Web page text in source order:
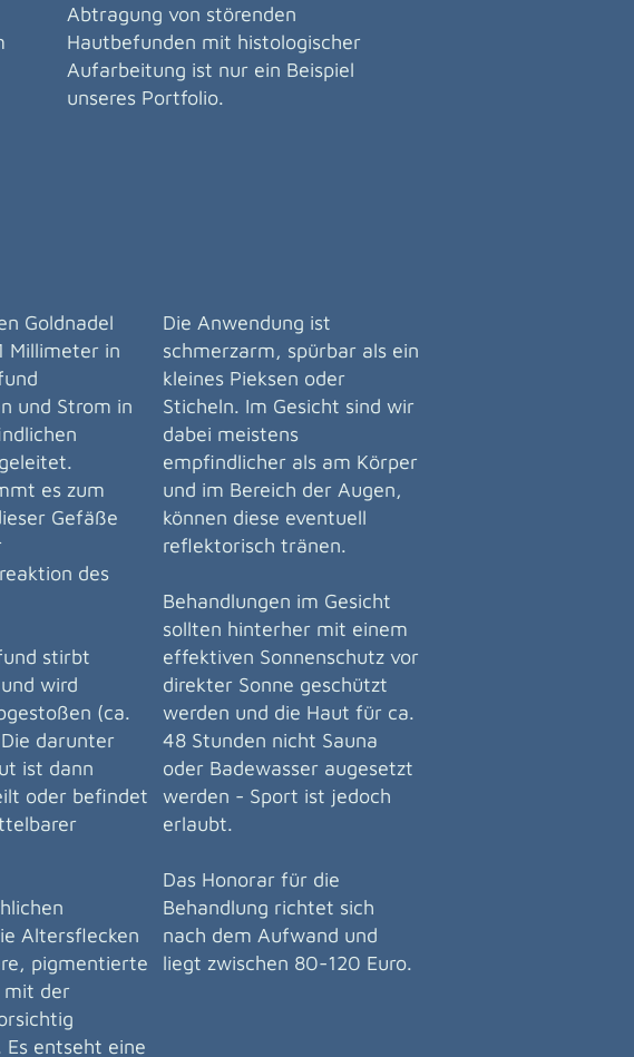
Abtragung von störenden
Hautbefunden mit histologischer
Aufarbeitung ist nur ein Beispiel
unseres Portfolio.
Goldnadel
Millimeter in
und Strom in
es zum
Gefäße
des
stirbt
wird
(ca.
darunter
ist dann
oder befindet
Altersflecken
pigmentierte
mit der
entseht eine
Die Anwendung ist
schmerzarm, spürbar als ein
kleines Pieksen oder
Sticheln. Im Gesicht sind wir
dabei meistens
empfindlicher als am Körper
und im Bereich der Augen,
können diese eventuell
reflektorisch tränen.
Behandlungen im Gesicht
sollten hinterher mit einem
effektiven Sonnenschutz vor
direkter Sonne geschützt
werden und die Haut für ca.
48 Stunden nicht Sauna
oder Badewasser augesetzt
werden - Sport ist jedoch
erlaubt.
Das Honorar für die
Behandlung richtet sich
nach dem Aufwand und
liegt zwischen 80-120 Euro.